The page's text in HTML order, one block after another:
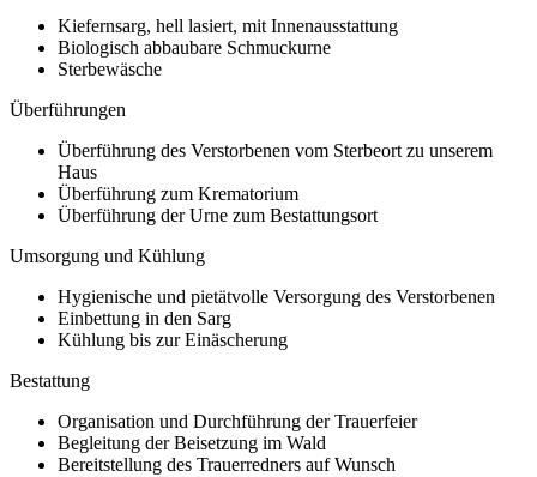
Kiefernsarg, hell lasiert, mit Innenausstattung
Biologisch abbaubare Schmuckurne
Sterbewäsche
Überführungen
Überführung des Verstorbenen vom Sterbeort zu unserem
Haus
Überführung zum Krematorium
Überführung der Urne zum Bestattungsort
Umsorgung und Kühlung
Hygienische und pietätvolle Versorgung des Verstorbenen
Einbettung in den Sarg
Kühlung bis zur Einäscherung
Bestattung
Organisation und Durchführung der Trauerfeier
Begleitung der Beisetzung im Wald
Bereitstellung des Trauerredners auf Wunsch